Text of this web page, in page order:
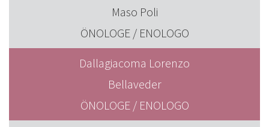
Maso Poli
ÖNOLOGE / ENOLOGO
Dallagiacoma Lorenzo
Bellaveder
ÖNOLOGE / ENOLOGO